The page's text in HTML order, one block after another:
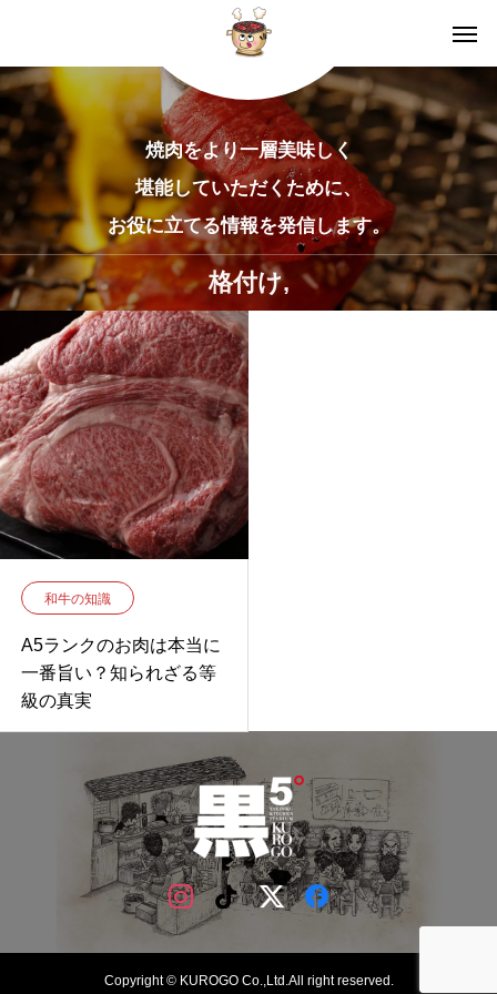
焼肉をより一層美味しく
堪能していただくために、
お役に立てる情報を発信します。
格付け,
和牛の知識
A5ランクのお肉は本当に
一番旨い？知られざる等
級の真実
Copyright © KUROGO Co.,Ltd.All right reserved.